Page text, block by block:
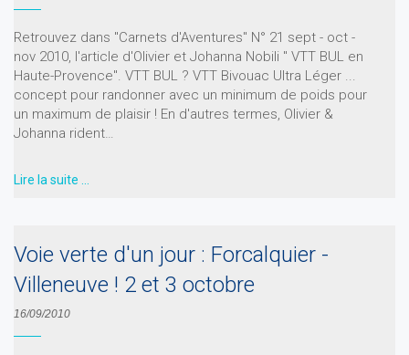
Retrouvez dans "Carnets d'Aventures" N° 21 sept - oct -
nov 2010, l'article d'Olivier et Johanna Nobili " VTT BUL en
Haute-Provence". VTT BUL ? VTT Bivouac Ultra Léger ...
concept pour randonner avec un minimum de poids pour
un maximum de plaisir ! En d'autres termes, Olivier &
Johanna rident…
Lire la suite …
Voie verte d'un jour : Forcalquier -
Villeneuve ! 2 et 3 octobre
16/09/2010